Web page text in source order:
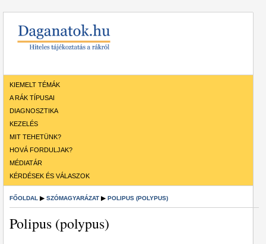
KIEMELT TÉMÁK
A RÁK TÍPUSAI
DIAGNOSZTIKA
KEZELÉS
MIT TEHETÜNK?
HOVÁ FORDULJAK?
MÉDIATÁR
KÉRDÉSEK ÉS VÁLASZOK
FŐOLDAL ▶ SZÓMAGYARÁZAT ▶ POLIPUS (POLYPUS)
Polipus (polypus)